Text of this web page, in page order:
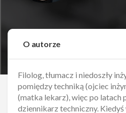
O autorze
Filolog, tłumacz i niedoszły
pomiędzy techniką (ojciec
(matka lekarz), więc po latach
dziennikarz techniczny. Kiedyś